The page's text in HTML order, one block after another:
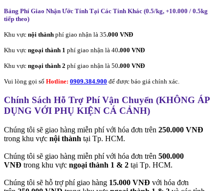
Bảng Phí Giao Nhận Ước Tính Tại Các Tỉnh Khác (0.5/kg, +10.000 / 0.5kg
tiếp theo)
Khu vực nội thành phí giao nhận là 35.000 VNĐ
Khu vực ngoại thành 1 phí giao nhận là 40.000 VNĐ
Khu vực ngoại thành 2 phí giao nhận là 50.000 VNĐ
Vui lòng gọi số Hotline: 0909.384.900 để được báo giá chính xác.
Chính Sách Hỗ Trợ Phí Vận Chuyển (KHÔNG ÁP
DỤNG VỚI PHỤ KIỆN CÁ CẢNH)
Chúng tôi sẽ giao hàng miễn phí với hóa đơn trên 250.000 VNĐ
trong khu vực nội thành tại Tp. HCM.
Chúng tôi sẽ giao hàng miễn phí với hóa đơn trên 500.000
VNĐ trong khu vực ngoại thành 1 & 2 tại Tp. HCM.
Chúng tôi sẽ hỗ trợ phí giao hàng 15.000 VNĐ với hóa đơn